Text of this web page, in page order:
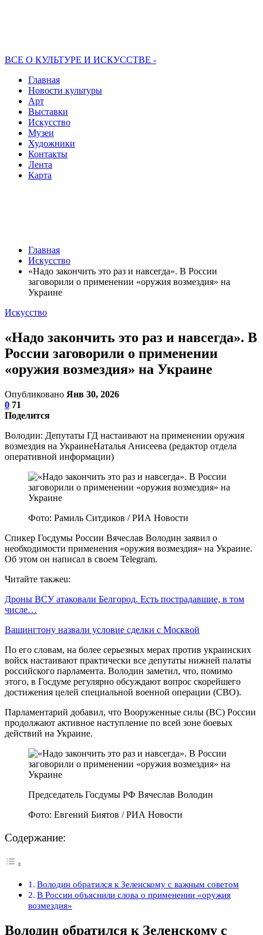
ВСЕ О КУЛЬТУРЕ И ИСКУССТВЕ -
Главная
Новости культуры
Арт
Выставки
Искусство
Музеи
Художники
Контакты
Лента
Карта
Главная
Искусство
«Надо закончить это раз и навсегда». В России
заговорили о применении «оружия возмездия» на
Украине
Искусство
«Надо закончить это раз и навсегда». В
России заговорили о применении
«оружия возмездия» на Украине
Опубликовано Янв 30, 2026
0 71
Поделится
Володин: Депутаты ГД настаивают на применении оружия
возмездия на УкраинеНаталья Анисеева (редактор отдела
оперативной информации)
Фото: Рамиль Ситдиков / РИА Новости
Спикер Госдумы России Вячеслав Володин заявил о
необходимости применения «оружия возмездия» на Украине.
Об этом он написал в своем Telegram.
Читайте такжеu:
Дроны ВСУ атаковали Белгород. Есть пострадавшие, в том
числе…
Вашингтону назвали условие сделки с Москвой
По его словам, на более серьезных мерах против украинских
войск настаивают практически все депутаты нижней палаты
российского парламента. Володин заметил, что, помимо
этого, в Госдуме регулярно обсуждают вопрос скорейшего
достижения целей специальной военной операции (СВО).
Парламентарий добавил, что Вооруженные силы (ВС) России
продолжают активное наступление по всей зоне боевых
действий на Украине.
Председатель Госдумы РФ Вячеслав Володин
Фото: Евгений Биятов / РИА Новости
Содержание:
Володин обратился к Зеленскому с важным советом
В России объяснили слова о применении «оружия
возмездия»
Володин обратился к Зеленскому с